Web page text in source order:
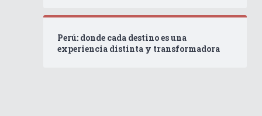
Perú: donde cada destino es una
experiencia distinta y transformadora